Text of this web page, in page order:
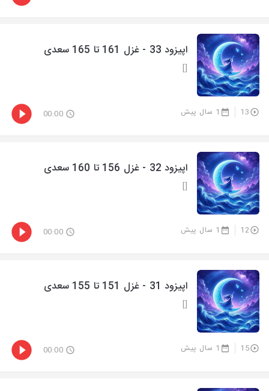
اپیزود 33 - غزل 161 تا 165 سعدی
[]
13 1 سال پیش 00:00
اپیزود 32 - غزل 156 تا 160 سعدی
[]
12 1 سال پیش 00:00
اپیزود 31 - غزل 151 تا 155 سعدی
[]
15 1 سال پیش 00:00